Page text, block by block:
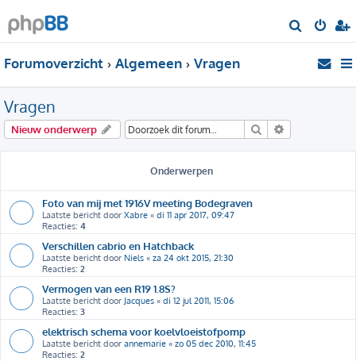
o
Forumoverzicht Algemeen Vragen
Vragen
Nieuw onderwerp Zoek
Onderwerpen
Foto van mij met 1916V meeting Bodegraven
Laatste bericht door Xabre « di 11 apr 2017, 09:47
Reacties: 4
Verschillen cabrio en Hatchback
Laatste bericht door Niels « za 24 okt 2015, 21:30
Reacties: 2
Vermogen van een R19 1.8S?
Laatste bericht door Jacques « di 12 jul 2011, 15:06
Reacties: 3
elektrisch schema voor koelvloeistofpomp
Laatste bericht door annemarie « zo 05 dec 2010, 11:45
Reacties: 2